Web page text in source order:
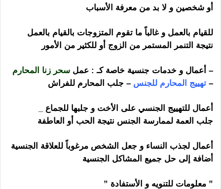
أو شخصين و لا بد من معرفة الأسباب
للقيام بالعمل و غالباً ما تقوم المتزوجات بالقيام بالعمل
نتيجة التنمر المستمر من الزوج أو للكثير من الأمور
– أعمال و خدمات جنسية خاصة كـ : عمل سحر زنا المحارم
– تهييج المحارم للجنس – جلب المحارم للفراش
أعمال للتهييج الجنسي على الأخت و جلبها للجماع _
جلب العمة لممارسة الجنس نتيجة الحب أو العاطفة
أعمال لجذب النساء و جعل الشخص مرغوباً للعلاقة الجنسية
أضافة إلى حل جميع المشاكل الجنسية
” معلومات للتنويه و الأستفادة ”